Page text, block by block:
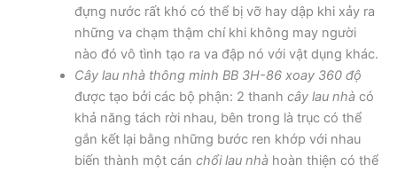
đựng nước rất khó có thể bị vỡ hay dập khi xảy ra
những va chạm thậm chí khi không may người
nào đó vô tình tạo ra va đập nó với vật dụng khác.
Cây lau nhà thông minh BB 3H-86 xoay 360 độ
được tạo bởi các bộ phận: 2 thanh cây lau nhàcó
khả năng tách rời nhau, bên trong là trục có thể
gắn kết lại bằng những bước ren khớp với nhau
biến thành một cán chổi lau nhàhoàn thiện có thể